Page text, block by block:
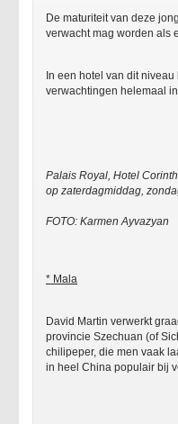
De maturiteit van deze
verwacht mag worden als
In een hotel van dit
verwachtingen helemaal
Palais Royal, Hotel
op zaterdagmiddag,
FOTO: Karmen Ayvazyan
* Mala
David Martin verwerkt
provincie Szechuan (of
chilipeper, die men vaak
in heel China populair bij